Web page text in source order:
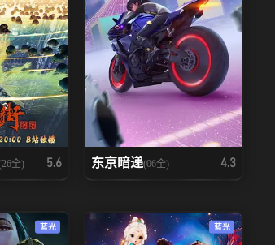
全) 5.6 东京暗递(06全) 4.3
蓝光 蓝光